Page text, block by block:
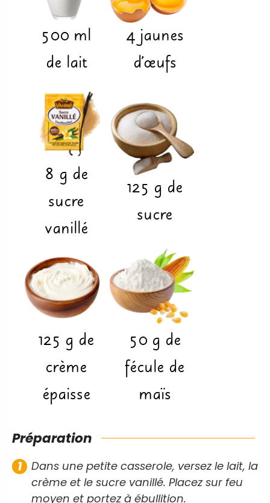
500 ml
de lait
4 jaunes
d'œufs
8 g de
sucre
vanillé
125 g de
sucre
125 g de
crème
épaisse
50 g de
fécule de
maïs
Préparation
Dans une petite casserole, versez le lait, la
crème et le sucre vanillé. Placez sur feu
moyen et portez à ébullition.